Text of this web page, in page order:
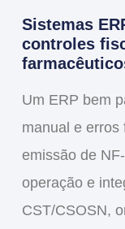
Sistemas
controles
Um ERP bem
manual e erros
emissão de
operação e
CST/CSOSN,